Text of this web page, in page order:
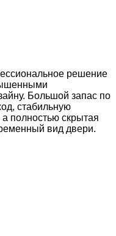
решение
Большой запас по
стабильную
полностью скрытая
вид двери.